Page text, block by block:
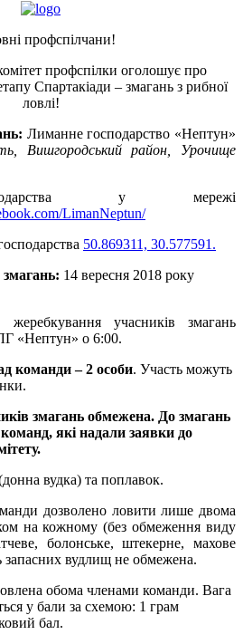
профспілчани!
профспілки оголошує про
Спартакіади – змагань з рибної
ловлі!
Лиманне господарство «Нептун»
Вишгородський район, Урочище
у мережі
LimanNeptun/
50.869311, 30.577591.
14 вересня 2018 року
жеребкування учасників змагань
«Нептун» о 6:00.
команди – 2 особи. Участь можуть
змагань обмежена. До змагань
які надали заявки до
вудка) та поплавок.
дозволено ловити лише двома
на кожному (без обмеження виду
болонське, штекерне, махове
запасних вудлищ не обмежена.
обома членами команди. Вага
у бали за схемою: 1 грам
бал.